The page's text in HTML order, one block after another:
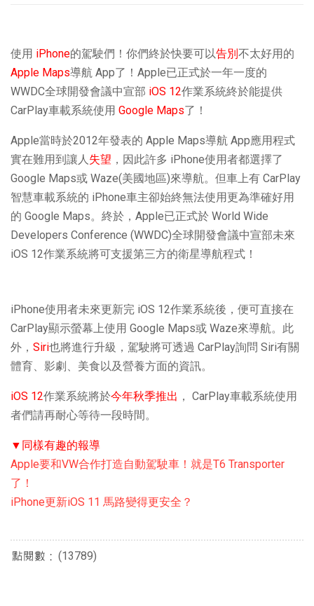
使用 iPhone的駕駛們！你們終於快要可以告別不太好用的
Apple Maps導航 App了！Apple已正式於一年一度的
WWDC全球開發會議中宣部 iOS 12作業系統終於能提供
CarPlay車載系統使用 Google Maps了！
Apple當時於2012年發表的 Apple Maps導航 App應用程式
實在難用到讓人 失望 ，因此許多 iPhone使用者都選擇了
Google Maps或 Waze(美國地區)來導航。但車上有 CarPlay
智慧車載系統的 iPhone車主卻始終無法使用更為準確好用
的 Google Maps。終於，Apple已正式於 World Wide
Developers Conference (WWDC)全球開發會議中宣部未來
iOS 12作業系統將可支援第三方的衛星導航程式！
iPhone使用者未來更新完 iOS 12作業系統後，便可直接在
CarPlay顯示螢幕上使用 Google Maps或 Waze來導航。此
外， Siri也將進行升級，駕駛將可透過 CarPlay詢問 Siri有關
體育、影劇、美食以及營養方面的資訊。
iOS 12作業系統將於今年秋季推出 ， CarPlay車載系統使用
者們請再耐心等待一段時間。
▼同樣有趣的報導
Apple要和VW合作打造自動駕駛車！就是T6 Transporter
了！
iPhone更新iOS 11 馬路變得更安全？
(13789)